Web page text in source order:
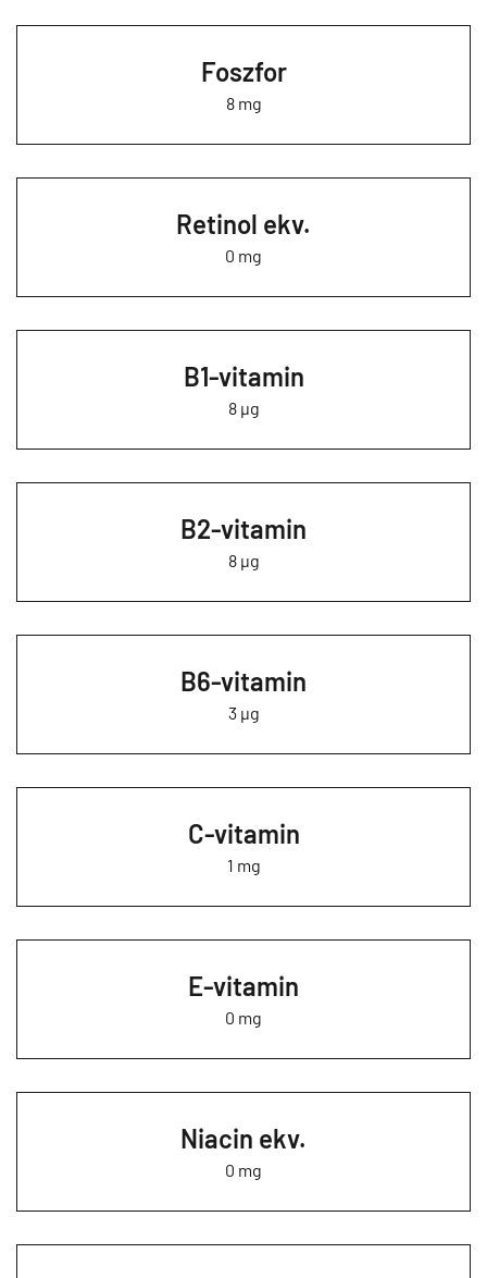
Foszfor
8 mg
Retinol ekv.
0 mg
B1-vitamin
8 µg
B2-vitamin
8 µg
B6-vitamin
3 µg
C-vitamin
1 mg
E-vitamin
0 mg
Niacin ekv.
0 mg